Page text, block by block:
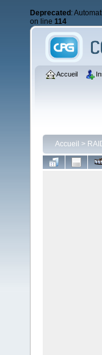
Deprecated :
on line 114
Accueil
Accueil >